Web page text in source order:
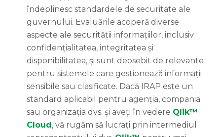
îndeplinesc standardele de securitate ale
guvernului. Evaluările acoperă diverse
aspecte ale securității informațiilor, inclusiv
confidențialitatea, integritatea și
disponibilitatea, și sunt deosebit de relevante
pentru sistemele care gestionează informații
sensibile sau clasificate. Dacă IRAP este un
standard aplicabil pentru agenția, compania
sau organizația dvs. și aveți în vedere Qlik™
Cloud, vă rugăm să lucrați prin intermediul